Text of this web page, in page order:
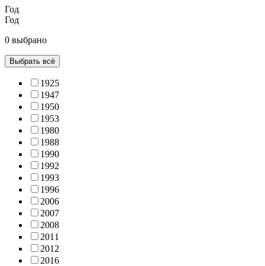
Год
Год
0 выбрано
Выбрать всё
1925
1947
1950
1953
1980
1988
1990
1992
1993
1996
2006
2007
2008
2011
2012
2016